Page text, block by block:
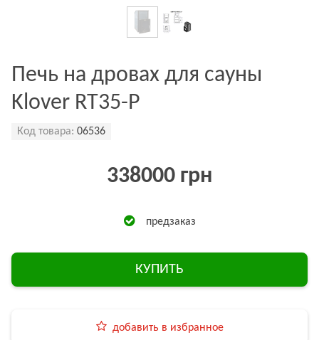
Печь на дровах для сауны
Klover RT35-P
Код товара: 06536
338000 грн
предзаказ
КУПИТЬ
добавить в избранное